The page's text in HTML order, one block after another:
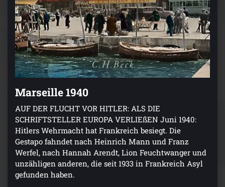
Marseille 1940
AUF DER FLUCHT VOR HITLER: ALS DIE
SCHRIFTSTELLER EUROPA VERLIEßEN Juni 1940:
Hitlers Wehrmacht hat Frankreich besiegt. Die
Gestapo fahndet nach Heinrich Mann und Franz
Werfel, nach Hannah Arendt, Lion Feuchtwanger und
unzähligen anderen, die seit 1933 in Frankreich Asyl
gefunden haben.